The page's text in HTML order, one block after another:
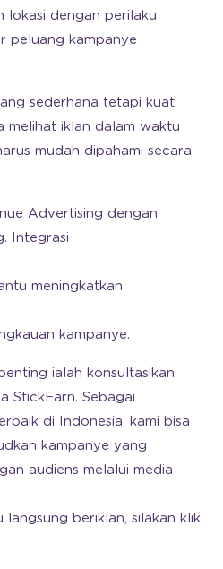
lokasi dengan perilaku
peluang kampanye
sederhana tetapi kuat.
melihat iklan dalam waktu
mudah dipahami secara
Advertising dengan
Integrasi
meningkatkan
kampanye.
ialah konsultasikan
StickEarn. Sebagai
di Indonesia, kami bisa
kampanye yang
audiens melalui media
beriklan, silakan klik